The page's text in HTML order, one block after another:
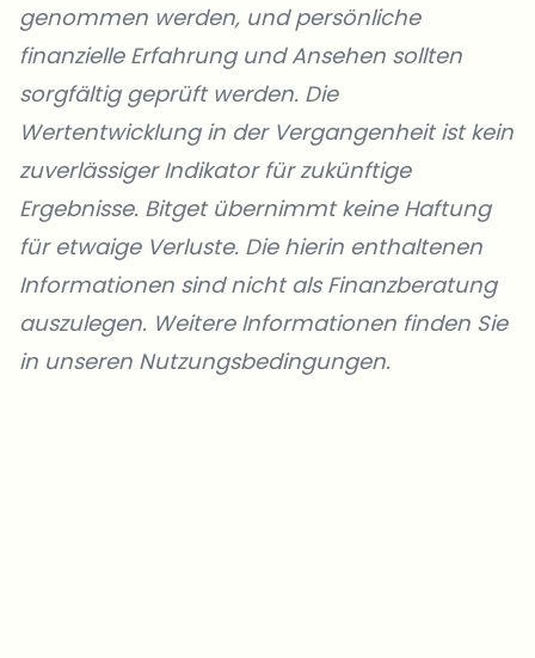
genommen werden, und persönliche
finanzielle Erfahrung und Ansehen sollten
sorgfältig geprüft werden. Die
Wertentwicklung in der Vergangenheit ist kein
zuverlässiger Indikator für zukünftige
Ergebnisse. Bitget übernimmt keine Haftung
für etwaige Verluste. Die hierin enthaltenen
Informationen sind nicht als Finanzberatung
auszulegen. Weitere Informationen finden Sie
in unseren Nutzungsbedingungen.